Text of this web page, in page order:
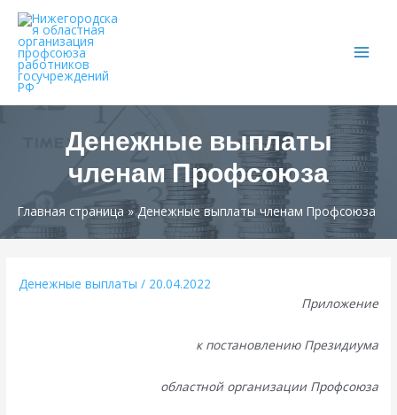
Денежные выплаты
членам Профсоюза
Главная страница »Денежные выплаты членам Профсоюза
Денежные выплаты / 20.04.2022
Приложение
к постановлению Президиума
областной организации Профсоюза